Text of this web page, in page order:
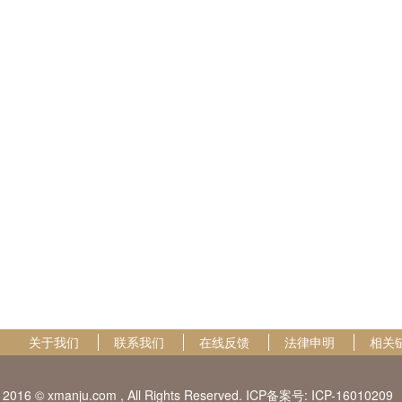
关于我们 联系我们 在线反馈 法律申明 相关
2016 © xmanju.com , All Rights Reserved. ICP备案号: ICP-16010209